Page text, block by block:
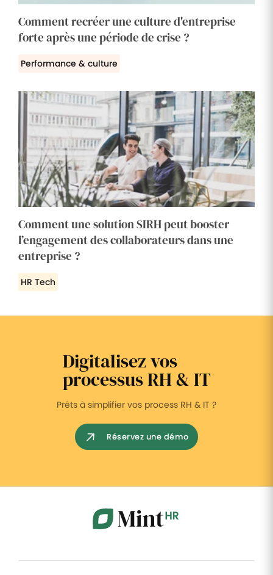
Comment recréer une culture d'entreprise
forte après une période de crise ?
Performance & culture
Comment une solution SIRH peut booster
l’engagement des collaborateurs dans une
entreprise ?
HR Tech
Digitalisez vos
processus RH & IT
Prêts à simplifier vos process RH & IT ?
Réservez une démo